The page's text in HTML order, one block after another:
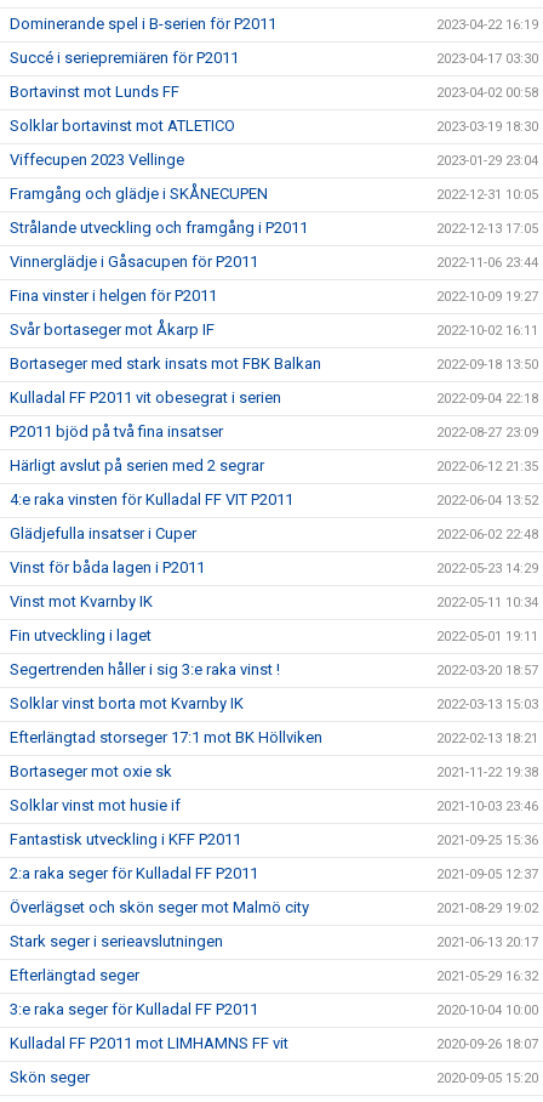
Dominerande spel i B-serien för P2011 2023-04-22 16:19
Succé i seriepremiären för P2011 2023-04-17 03:30
Bortavinst mot Lunds FF 2023-04-02 00:58
Solklar bortavinst mot ATLETICO 2023-03-19 18:30
Viffecupen 2023 Vellinge 2023-01-29 23:04
Framgång och glädje i SKÅNECUPEN 2022-12-31 10:05
Strålande utveckling och framgång i P2011 2022-12-13 17:05
Vinnerglädje i Gåsacupen för P2011 2022-11-06 23:44
Fina vinster i helgen för P2011 2022-10-09 19:27
Svår bortaseger mot Åkarp IF 2022-10-02 16:11
Bortaseger med stark insats mot FBK Balkan 2022-09-18 13:50
Kulladal FF P2011 vit obesegrat i serien 2022-09-04 22:18
P2011 bjöd på två fina insatser 2022-08-27 23:09
Härligt avslut på serien med 2 segrar 2022-06-12 21:35
4:e raka vinsten för Kulladal FF VIT P2011 2022-06-04 13:52
Glädjefulla insatser i Cuper 2022-06-02 22:48
Vinst för båda lagen i P2011 2022-05-23 14:29
Vinst mot Kvarnby IK 2022-05-11 10:34
Fin utveckling i laget 2022-05-01 19:11
Segertrenden håller i sig 3:e raka vinst ! 2022-03-20 18:57
Solklar vinst borta mot Kvarnby IK 2022-03-13 15:03
Efterlängtad storseger 17:1 mot BK Höllviken 2022-02-13 18:21
Bortaseger mot oxie sk 2021-11-22 19:38
Solklar vinst mot husie if 2021-10-03 23:46
Fantastisk utveckling i KFF P2011 2021-09-25 15:36
2:a raka seger för Kulladal FF P2011 2021-09-05 12:37
Överlägset och skön seger mot Malmö city 2021-08-29 19:02
Stark seger i serieavslutningen 2021-06-13 20:17
Efterlängtad seger 2021-05-29 16:32
3:e raka seger för Kulladal FF P2011 2020-10-04 10:00
Kulladal FF P2011 mot LIMHAMNS FF vit 2020-09-26 18:07
Skön seger 2020-09-05 15:20